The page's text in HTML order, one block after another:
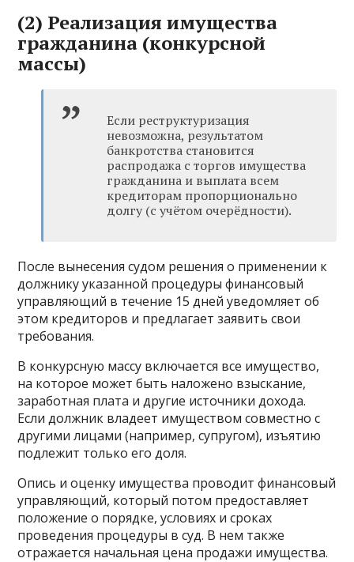
(2) Реализация имущества
гражданина (конкурсной
массы)
Если реструктуризация
невозможна, результатом
банкротства становится
распродажа с торгов имущества
гражданина и выплата всем
кредиторам пропорционально
долгу (с учётом очерёдности).
После вынесения судом решения о применении к
должнику указанной процедуры финансовый
управляющий в течение 15 дней уведомляет об
этом кредиторов и предлагает заявить свои
требования.
В конкурсную массу включается все имущество,
на которое может быть наложено взыскание,
заработная плата и другие источники дохода.
Если должник владеет имуществом совместно с
другими лицами (например, супругом), изъятию
подлежит только его доля.
Опись и оценку имущества проводит финансовый
управляющий, который потом предоставляет
положение о порядке, условиях и сроках
проведения процедуры в суд. В нем также
отражается начальная цена продажи имущества.